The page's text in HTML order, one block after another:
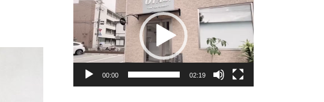
画
プ
レ
ー
ー
00:00 02:19